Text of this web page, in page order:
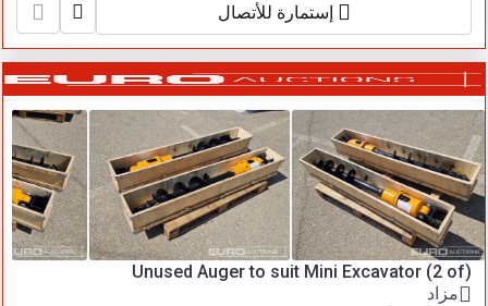
إستمارة للأتصال
Unused Auger to suit Mini Excavator (2 of)
مزاد